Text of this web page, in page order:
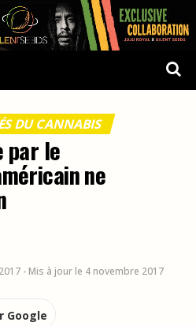
DU CANNABIS
par le
ne
- Mis à jour le 4 novembre 2017
Google